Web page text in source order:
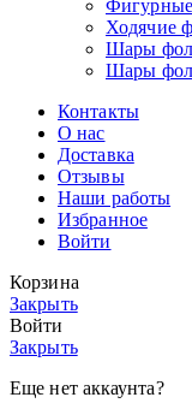
Фигурные
Ходячие
Шары
Шары
Контакты
О нас
Доставка
Отзывы
Наши работы
Избранное
Войти
Корзина
Закрыть
Войти
Закрыть
Еще нет аккаунта?